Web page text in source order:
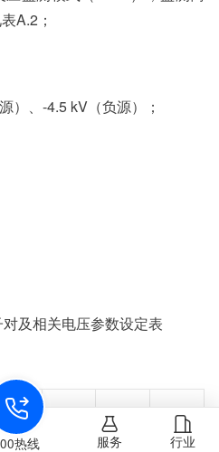
A.2；
）、-4.5 kV（负源）；
及相关电压参数设定表
离模
子离子
(m/z)
碰撞能
(CE)
热线 服务 行业